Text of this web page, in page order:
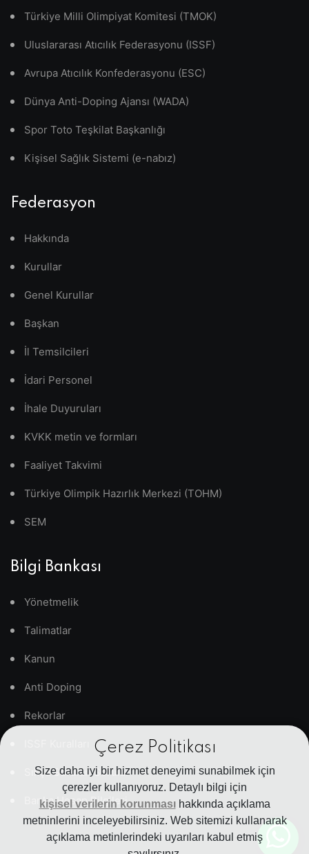
Çerez Politikası
Size daha iyi bir hizmet deneyimi sunabilmek için
çerezler kullanıyoruz. Detaylı bilgi için
kişisel verilerin korunmasıhakkında açıklama
metninlerini inceleyebilirsiniz. Web sitemizi kullanarak
açıklama metinlerindeki uyarıları kabul etmiş
Türkiye Milli Olimpiyat Komitesi (TMOK)
Uluslararası Atıcılık Federasyonu (ISSF)
Avrupa Atıcılık Konfederasyonu (ESC)
Dünya Anti-Doping Ajansı (WADA)
Spor Toto Teşkilat Başkanlığı
Kişisel Sağlık Sistemi (e-nabız)
Federasyon
Hakkında
Kurullar
Genel Kurullar
Başkan
İl Temsilcileri
İdari Personel
İhale Duyuruları
KVKK metin ve formları
Faaliyet Takvimi
Türkiye Olimpik Hazırlık Merkezi (TOHM)
SEM
Bilgi Bankası
Yönetmelik
Talimatlar
Kanun
Anti Doping
Rekorlar
Sıkça Sorulan Sorular
Banka Hesap Bilgileri